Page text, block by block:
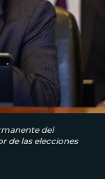
del
de las elecciones